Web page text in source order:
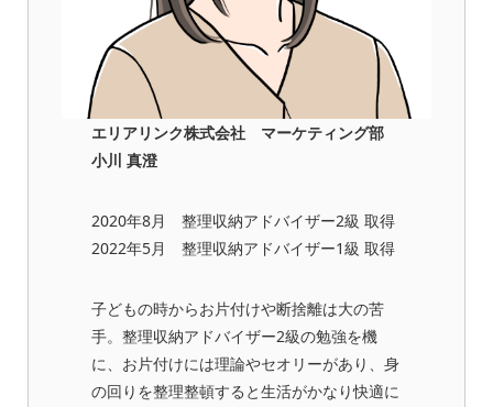
エリアリンク株式会社 マーケティング部
小川 真澄
2020年8月 整理収納アドバイザー2級 取得
2022年5月 整理収納アドバイザー1級 取得
子どもの時からお片付けや断捨離は大の苦
手。整理収納アドバイザー2級の勉強を機
に、お片付けには理論やセオリーがあり、身
の回りを整理整頓すると生活がかなり快適に